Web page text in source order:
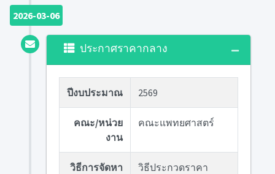
2026-03-06
ประกาศราคากลาง
ปีงบประมาณ 2569
คณะ/หน่วย
งาน
คณะแพทยศาสตร์
วิธีการจัดหา
วิธีประกวดราคา